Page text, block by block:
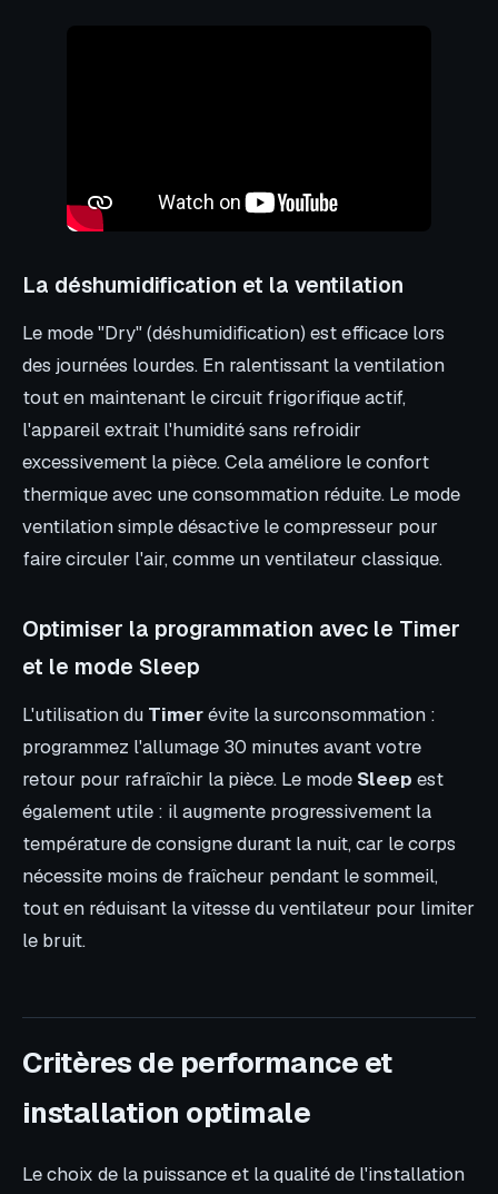
La déshumidification et la ventilation
Le mode "Dry" (déshumidification) est efficace lors
des journées lourdes. En ralentissant la ventilation
tout en maintenant le circuit frigorifique actif,
l'appareil extrait l'humidité sans refroidir
excessivement la pièce. Cela améliore le confort
thermique avec une consommation réduite. Le mode
ventilation simple désactive le compresseur pour
faire circuler l'air, comme un ventilateur classique.
Optimiser la programmation avec le Timer
et le mode Sleep
L'utilisation du Timerévite la surconsommation :
programmez l'allumage 30 minutes avant votre
retour pour rafraîchir la pièce. Le mode Sleep est
également utile : il augmente progressivement la
température de consigne durant la nuit, car le corps
nécessite moins de fraîcheur pendant le sommeil,
tout en réduisant la vitesse du ventilateur pour limiter
le bruit.
Critères de performance et
installation optimale
Le choix de la puissance et la qualité de l'installation